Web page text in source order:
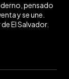
pensado
y se une.
El Salvador.